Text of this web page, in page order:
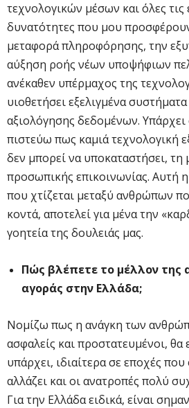
τεχνολογικών μέσων και όλες τις
δυνατότητες που μου
μεταφορά πληροφόρησης, την
αύξηση ροής νέων υποψήφιων
ανέκαθεν υπέρμαχος της
υιοθετήσει εξελιγμένα
αξιολόγησης δεδομένων.
πιστεύω πως καμιά τεχνολογική
δεν μπορεί να υποκαταστήσει, τη
προσωπικής επικοινωνίας. Αυτή
που χτίζεται μεταξύ ανθρώπων
κοντά, αποτελεί για μένα την
γοητεία της δουλειάς μας.
Πώς βλέπετε το μέλλον της
αγοράς στην Ελλάδα;
Νομίζω πως η ανάγκη των
ασφαλείς και προστατευμένοι, θα
υπάρχει, ιδιαίτερα σε εποχές
αλλάζει και οι ανατροπές πολύ
Για την Ελλάδα ειδικά, είναι